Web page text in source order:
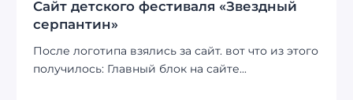
Сайт детского фестиваля «Звездный
серпантин»
После логотипа взялись за сайт. вот что из этого
получилось: Главный блок на сайте...